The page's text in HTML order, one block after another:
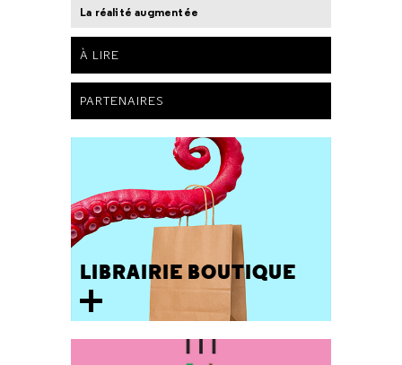
La réalité augmentée
À LIRE
PARTENAIRES
LIBRAIRIE BOUTIQUE